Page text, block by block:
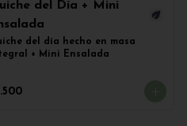
del Día + Mini
del día hecho en masa
+ Mini Ensalada